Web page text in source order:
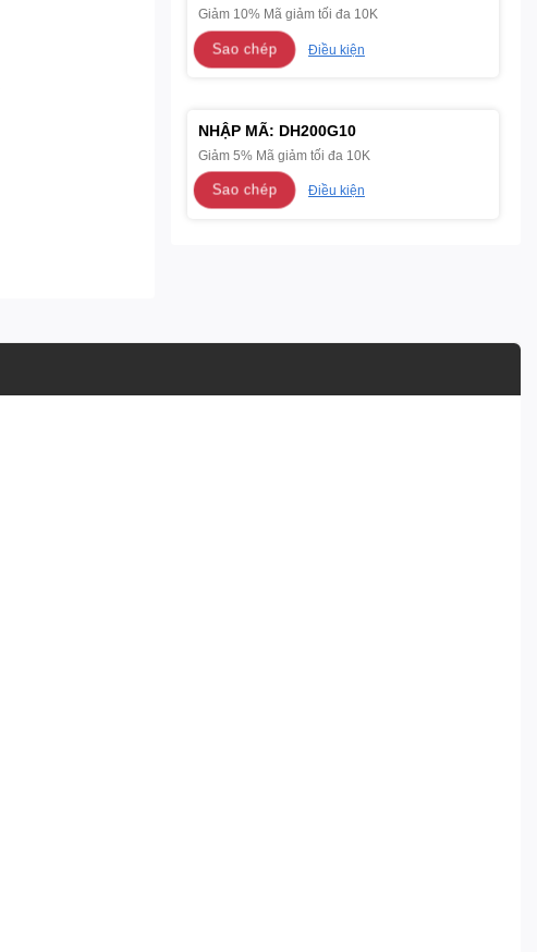
Giảm 10% Mã giảm tối đa 10K
Sao chép Điều kiện
NHẬP MÃ: DH200G10
Giảm 5% Mã giảm tối đa 10K
Sao chép Điều kiện